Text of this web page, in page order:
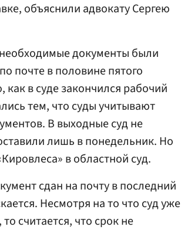
объяснили адвокату Сергею
необходимые документы были
почте в половине пятого
как в суде закончился рабочий
тем, что суды учитывают
В выходные суд не
лишь в понедельник. Но
в областной суд.
сдан на почту в последний
Несмотря на то что суд уже
считается, что срок не